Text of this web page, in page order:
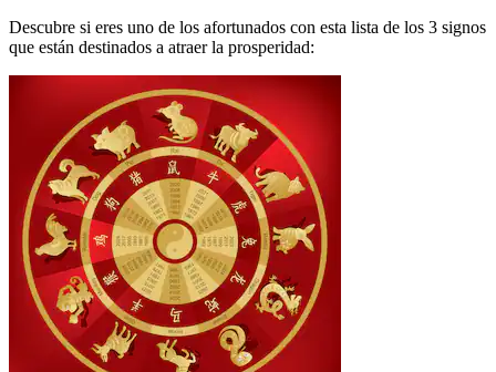
Descubre si eres uno de los afortunados con esta lista de los 3 signos
que están destinados a atraer la prosperidad: